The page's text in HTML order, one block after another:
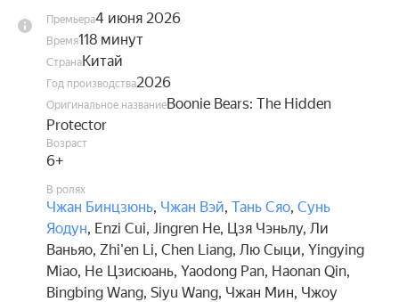
Премьера4 июня 2026
Время118 минут
СтранаКитай
Год производства2026
Оригинальное названиеBoonie Bears: The Hidden
Protector
Возраст
6+
В ролях
Чжан Бинцзюнь, Чжан Вэй, Тань Сяо, Сунь
Яодун, Enzi Cui, Jingren He, Цзя Чэньлу, Ли
Ваньяо, Zhi'en Li, Chen Liang, Лю Сыци, Yingying
Miao, Не Цзисюань, Yaodong Pan, Haonan Qin,
Bingbing Wang, Siyu Wang, Чжан Мин, Чжоу